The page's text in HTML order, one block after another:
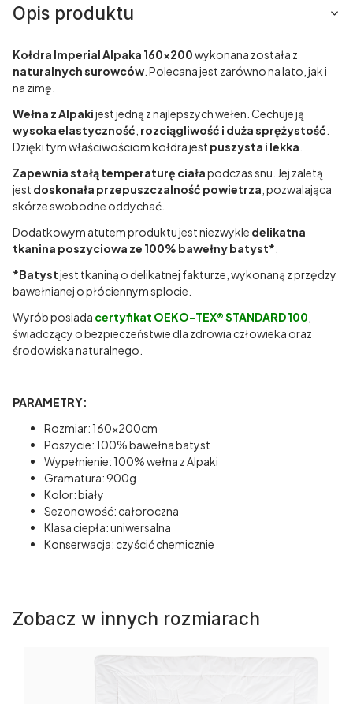
Opis produktu
Kołdra Imperial Alpaka 160x200wykonana została z
naturalnych surowców . Polecana jest zarówno na lato, jak i
na zimę.
Wełna z Alpakijest jedną z najlepszych wełen. Cechuje ją
wysoka elastyczność rozciągliwość i duża sprężystość
Dzięki tym właściwościom kołdra jest puszysta i lekka
Zapewnia stałą temperaturę ciałapodczas snu. Jej zaletą
jest doskonała przepuszczalność powietrza , pozwalająca
skórze swobodne oddychać.
Dodatkowym atutem produktu jest niezwykle delikatna
tkanina poszyciowa ze 100% bawełny batyst*
*Batystjest tkaniną o delikatnej fakturze, wykonaną z przędzy
bawełnianej o płóciennym splocie.
Wyrób posiada certyfikat OEKO-TEX® STANDARD 100
świadczący o bezpieczeństwie dla zdrowia człowieka oraz
środowiska naturalnego.
PARAMETRY:
Rozmiar: 160x200cm
Poszycie: 100% bawełna batyst
Wypełnienie: 100% wełna z Alpaki
Gramatura: 900g
Kolor: biały
Sezonowość: całoroczna
Klasa ciepła: uniwersalna
Konserwacja: czyścić chemicznie
Zobacz w innych rozmiarach